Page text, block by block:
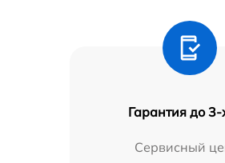
Гарантия до 3-
Сервисный